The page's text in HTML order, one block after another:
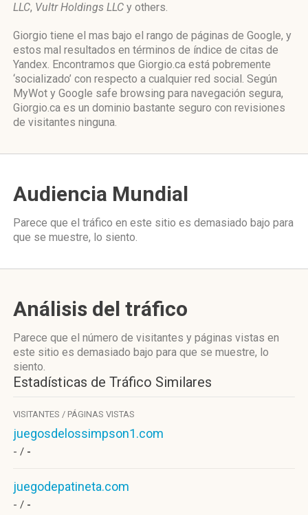
LLC, Vultr Holdings LLC y others.
Giorgio tiene el mas bajo el rango de páginas de Google, y
estos mal resultados en términos de índice de citas de
Yandex. Encontramos que Giorgio.ca está pobremente
‘socializado’ con respecto a cualquier red social. Según
MyWot y Google safe browsing para navegación segura,
Giorgio.ca es un dominio bastante seguro con revisiones
de visitantes ninguna.
Audiencia Mundial
Parece que el tráfico en este sitio es demasiado bajo para
que se muestre, lo siento.
Análisis del tráfico
Parece que el número de visitantes y páginas vistas en
este sitio es demasiado bajo para que se muestre, lo
siento.
Estadísticas de Tráfico Similares
VISITANTES / PÁGINAS VISTAS
juegosdelossimpson1.com
- / -
juegodepatineta.com
- / -